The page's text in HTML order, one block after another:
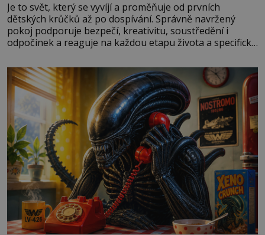
Je to svět, který se vyvíjí a proměňuje od prvních
dětských krůčků až po dospívání. Správně navržený
pokoj podporuje bezpečí, kreativitu, soustředění i
odpočinek a reaguje na každou etapu života a specifické
měkkost a bezpečí, proto by pokoj miminka měl působit
především klidně a útulně. Předškolní věk je